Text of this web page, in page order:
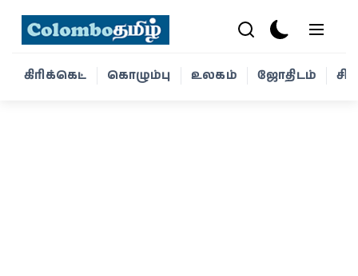
கிரிக்கெட் கொழும்பு உலகம் ஜோதிடம்